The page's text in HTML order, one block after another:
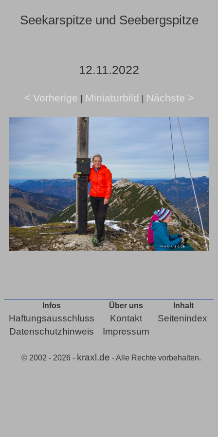
Seekarspitze und Seebergspitze
12.11.2022
< Vorherige | Miniaturbild | Nächste >
Infos
Haftungsausschluss
Datenschutzhinweis
Über uns
Kontakt
Impressum
Inhalt
Seitenindex
© 2002 - 2026 - kraxl.de - Alle Rechte vorbehalten.